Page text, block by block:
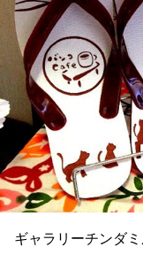
ギャラリーチンダ